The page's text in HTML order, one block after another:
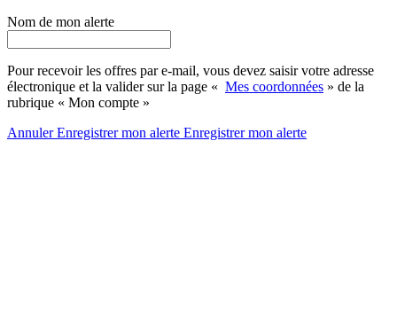
Nom de mon alerte
Pour recevoir les offres par e-mail, vous devez saisir votre adresse
électronique et la valider sur la page « Mes coordonnées » de la
rubrique « Mon compte »
AnnulerEnregistrer mon alerte Enregistrermon alerte